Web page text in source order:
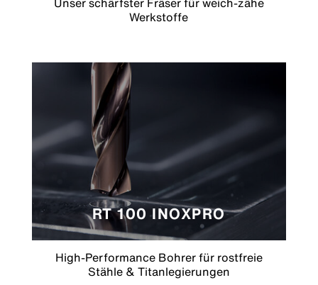
Werkstoffe
RT 100 INOXPRO
High-Performance Bohrer für rostfreie
Stähle & Titanlegierungen